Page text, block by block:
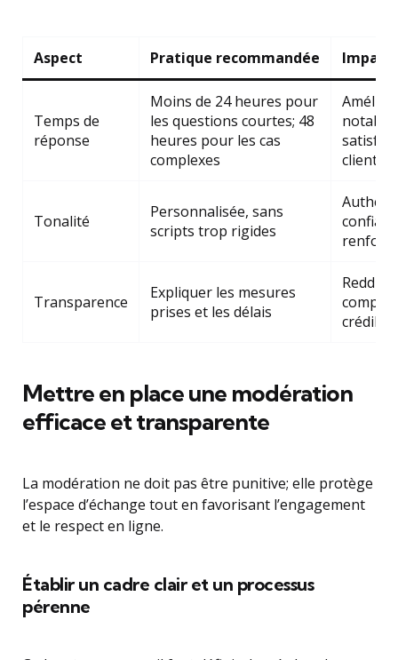
Aspect Pratique recommandée Impact
Temps de
réponse
Moins de 24 heures pour
les questions courtes; 48
heures pour les cas
complexes
notable
client
Tonalité
Personnalisée, sans
scripts trop rigides
Transparence
Expliquer les mesures
prises et les délais
Mettre en place une modération
efficace et transparente
La modération ne doit pas être punitive; elle protège
l’espace d’échange tout en favorisant l’engagement
et le respect en ligne.
Établir un cadre clair et un processus
pérenne